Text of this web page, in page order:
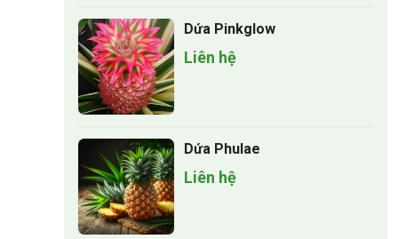
Dứa Pinkglow
Liên hệ
Dứa Phulae
Liên hệ